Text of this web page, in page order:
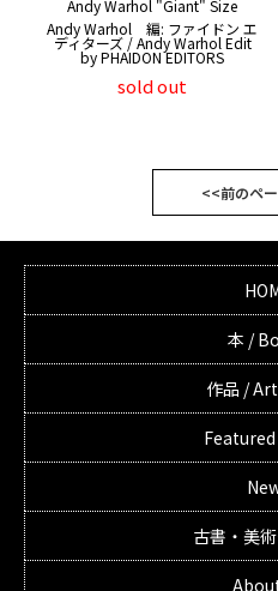
Andy Warhol "Giant" Size
Andy Warhol 編: ファイドン エ
ディターズ / Andy Warhol Edit
by PHAIDON EDITORS
sold out
<<前のペ
本 /
作品 /
古書・美